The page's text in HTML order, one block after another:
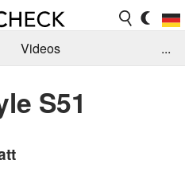
Videos
Suche
Jobs
...
S51